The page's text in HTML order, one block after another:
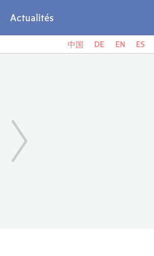
Actualités
中国 DE EN ES